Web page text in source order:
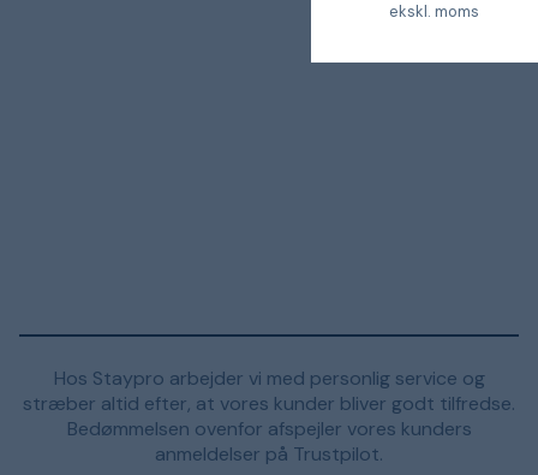
ekskl. moms
Hos Staypro arbejder vi med personlig service og
stræber altid efter, at vores kunder bliver godt tilfredse.
Bedømmelsen ovenfor afspejler vores kunders
anmeldelser på Trustpilot.